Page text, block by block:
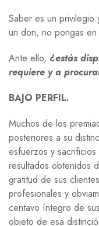
Saber es un privilegio
un don, no pongas
Ante ello, ¿estás
requiere y a
BAJO PERFIL.
Muchos de los
posteriores a su
esfuerzos y
resultados obtenidos
gratitud de sus
profesionales y
centavo íntegro de
objeto de esa